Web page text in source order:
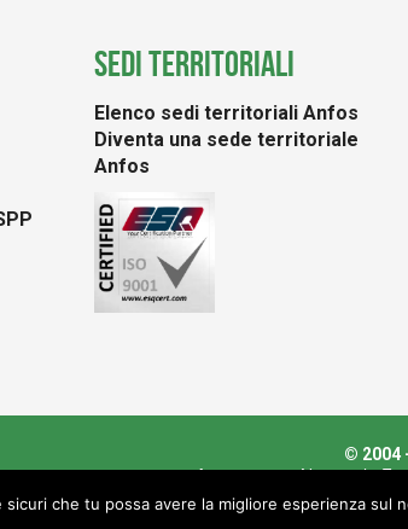
SEDI TERRITORIALI
Elenco sedi territoriali Anfos
Diventa una sede territoriale
Anfos
© 2004
Associazione Nazionale
CF 97524290588 -Privacy policy -
sicuri che tu possa avere la migliore esperienza